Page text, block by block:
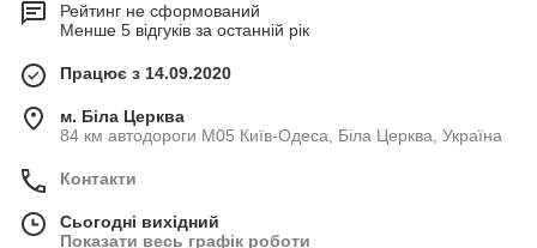
Рейтинг не сформований
Менше 5 відгуків за останній рік
Працює з 14.09.2020
м. Біла Церква
84 км автодороги М05 Київ-Одеса, Біла Церква, Україна
Контакти
Сьогодні вихідний
Показати весь графік роботи